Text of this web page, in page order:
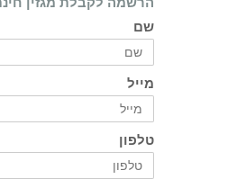
שם
מייל
טלפון